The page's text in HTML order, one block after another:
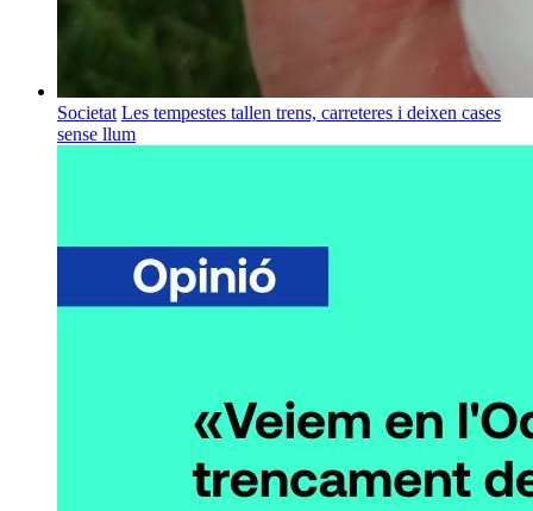
Societat Les tempestes tallen trens, carreteres i deixen cases
sense llum